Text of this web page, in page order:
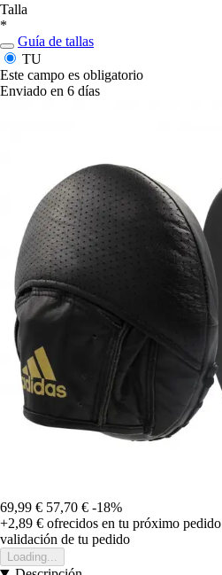
Talla
*
Guía de tallas
TU
Este campo es obligatorio
Enviado en 6 días
69,99 € 57,70 € -18%
+2,89 € ofrecidos en tu próximo pedido
validación de tu pedido
Loading...